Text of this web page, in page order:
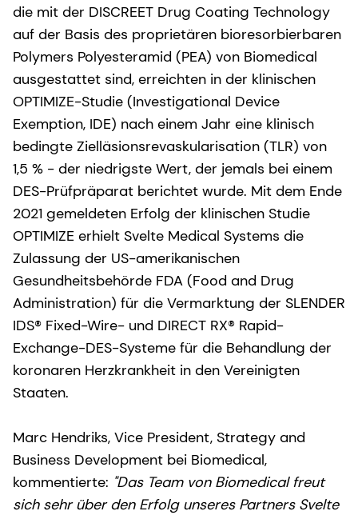
die mit der DISCREET Drug Coating Technology
auf der Basis des proprietären bioresorbierbaren
Polymers Polyesteramid (PEA) von Biomedical
ausgestattet sind, erreichten in der klinischen
OPTIMIZE-Studie (Investigational Device
Exemption, IDE) nach einem Jahr eine klinisch
bedingte Zielläsionsrevaskularisation (TLR) von
1,5 % - der niedrigste Wert, der jemals bei einem
DES-Prüfpräparat berichtet wurde. Mit dem Ende
2021 gemeldeten Erfolg der klinischen Studie
OPTIMIZE erhielt Svelte Medical Systems die
Zulassung der US-amerikanischen
Gesundheitsbehörde FDA (Food and Drug
Administration) für die Vermarktung der SLENDER
IDS® Fixed-Wire- und DIRECT RX® Rapid-
Exchange-DES-Systeme für die Behandlung der
koronaren Herzkrankheit in den Vereinigten
Staaten.
Marc Hendriks, Vice President, Strategy and
Business Development bei Biomedical,
kommentierte: "Das Team von Biomedical freut
sich sehr über den Erfolg unseres Partners Svelte